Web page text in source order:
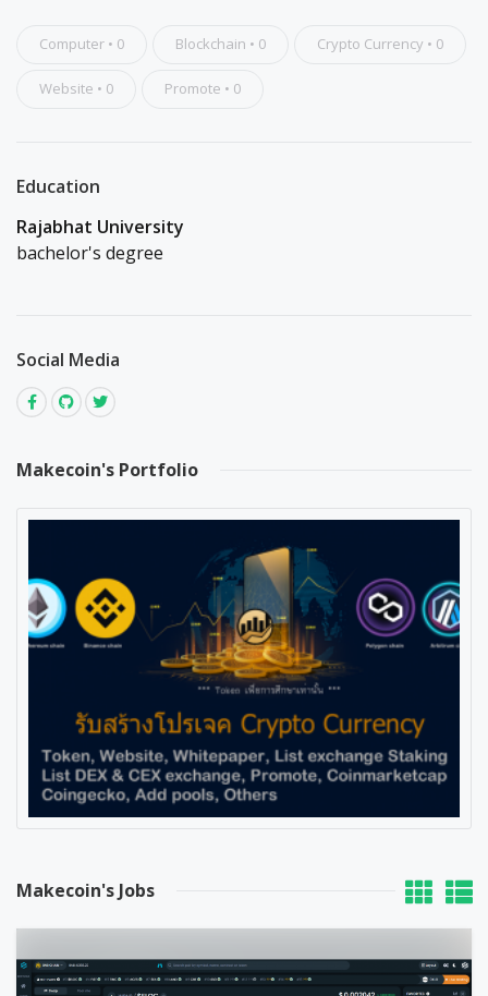
Computer • 0 Blockchain • 0 Crypto Currency • 0
Website • 0 Promote • 0
Education
Rajabhat University
bachelor's degree
Social Media
Makecoin's Portfolio
Makecoin's Jobs